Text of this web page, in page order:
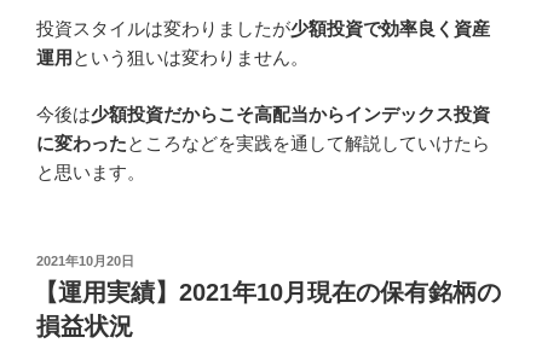
投資スタイルは変わりましたが少額投資で効率良く資産
運用 という狙いは変わりません。
今後は少額投資だからこそ高配当からインデックス投資
に変わったところなどを実践を通して解説していけたら
と思います。
投
日:
2021年10月20日
【運用実績】2021年10月現在の保有銘柄の
損益状況